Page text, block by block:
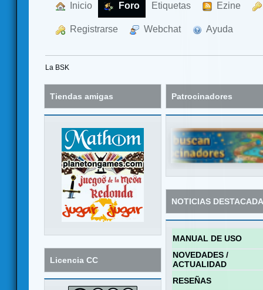
Inicio Foro Etiquetas Ezine
Registrarse Webchat Ayuda
La BSK
Tiendas amigas
Licencia CC
Patrocinadores
NOTICIAS
MANUAL DE USO
NOVEDADES /
ACTUALIDAD
RESEÑAS